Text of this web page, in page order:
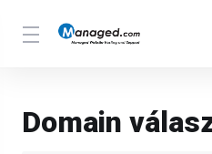
Domain